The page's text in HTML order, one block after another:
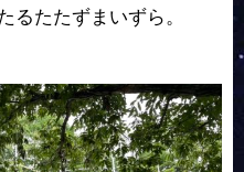
るたたずまいずら。